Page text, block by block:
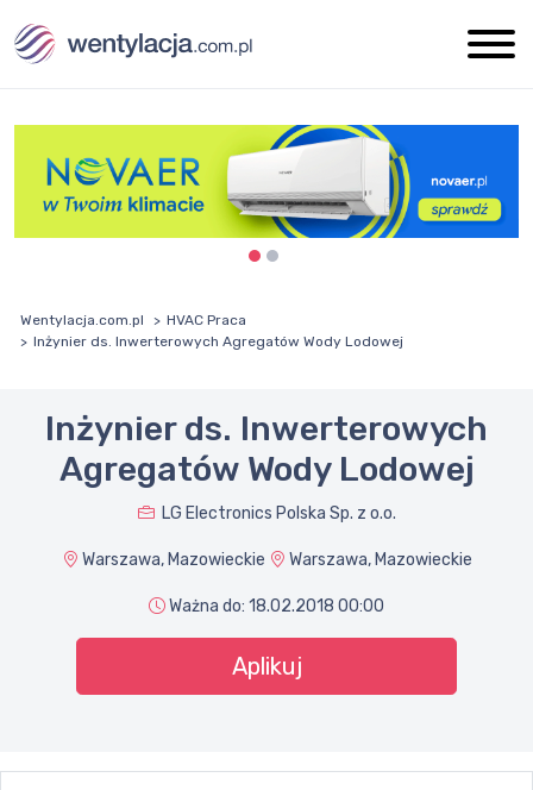
Wentylacja.com.pl
HVAC Praca
Inżynier ds. Inwerterowych Agregatów Wody Lodowej
Inżynier ds. Inwerterowych
Agregatów Wody Lodowej
LG Electronics Polska Sp. z o.o.
Warszawa, Mazowieckie Warszawa, Mazowieckie
Ważna do: 18.02.2018 00:00
Aplikuj